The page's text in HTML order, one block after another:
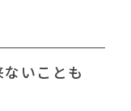
いことも